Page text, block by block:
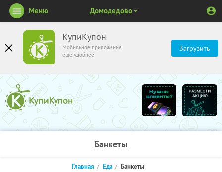
КупиКупон
Мобильное приложение
ещё удобнее
Загрузить
Меню Домодедово
Банкеты
Главная Еда Банкеты